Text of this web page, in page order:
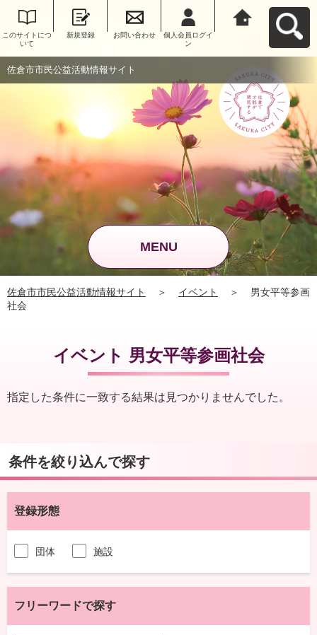
このサイトにつ
いて
新規登録 お問い合わせ
個人会員ログイ
ン
佐倉市市民公益活動情報サイト
MENU
佐倉市市民公益活動情報サイト ＞ イベント ＞
男女平等参画
社会
イベント 男女平等参画社会
指定した条件に一致する結果は見つかりませんでした。
条件を絞り込んで探す
登録形態
団体 施設
フリーワードで探す